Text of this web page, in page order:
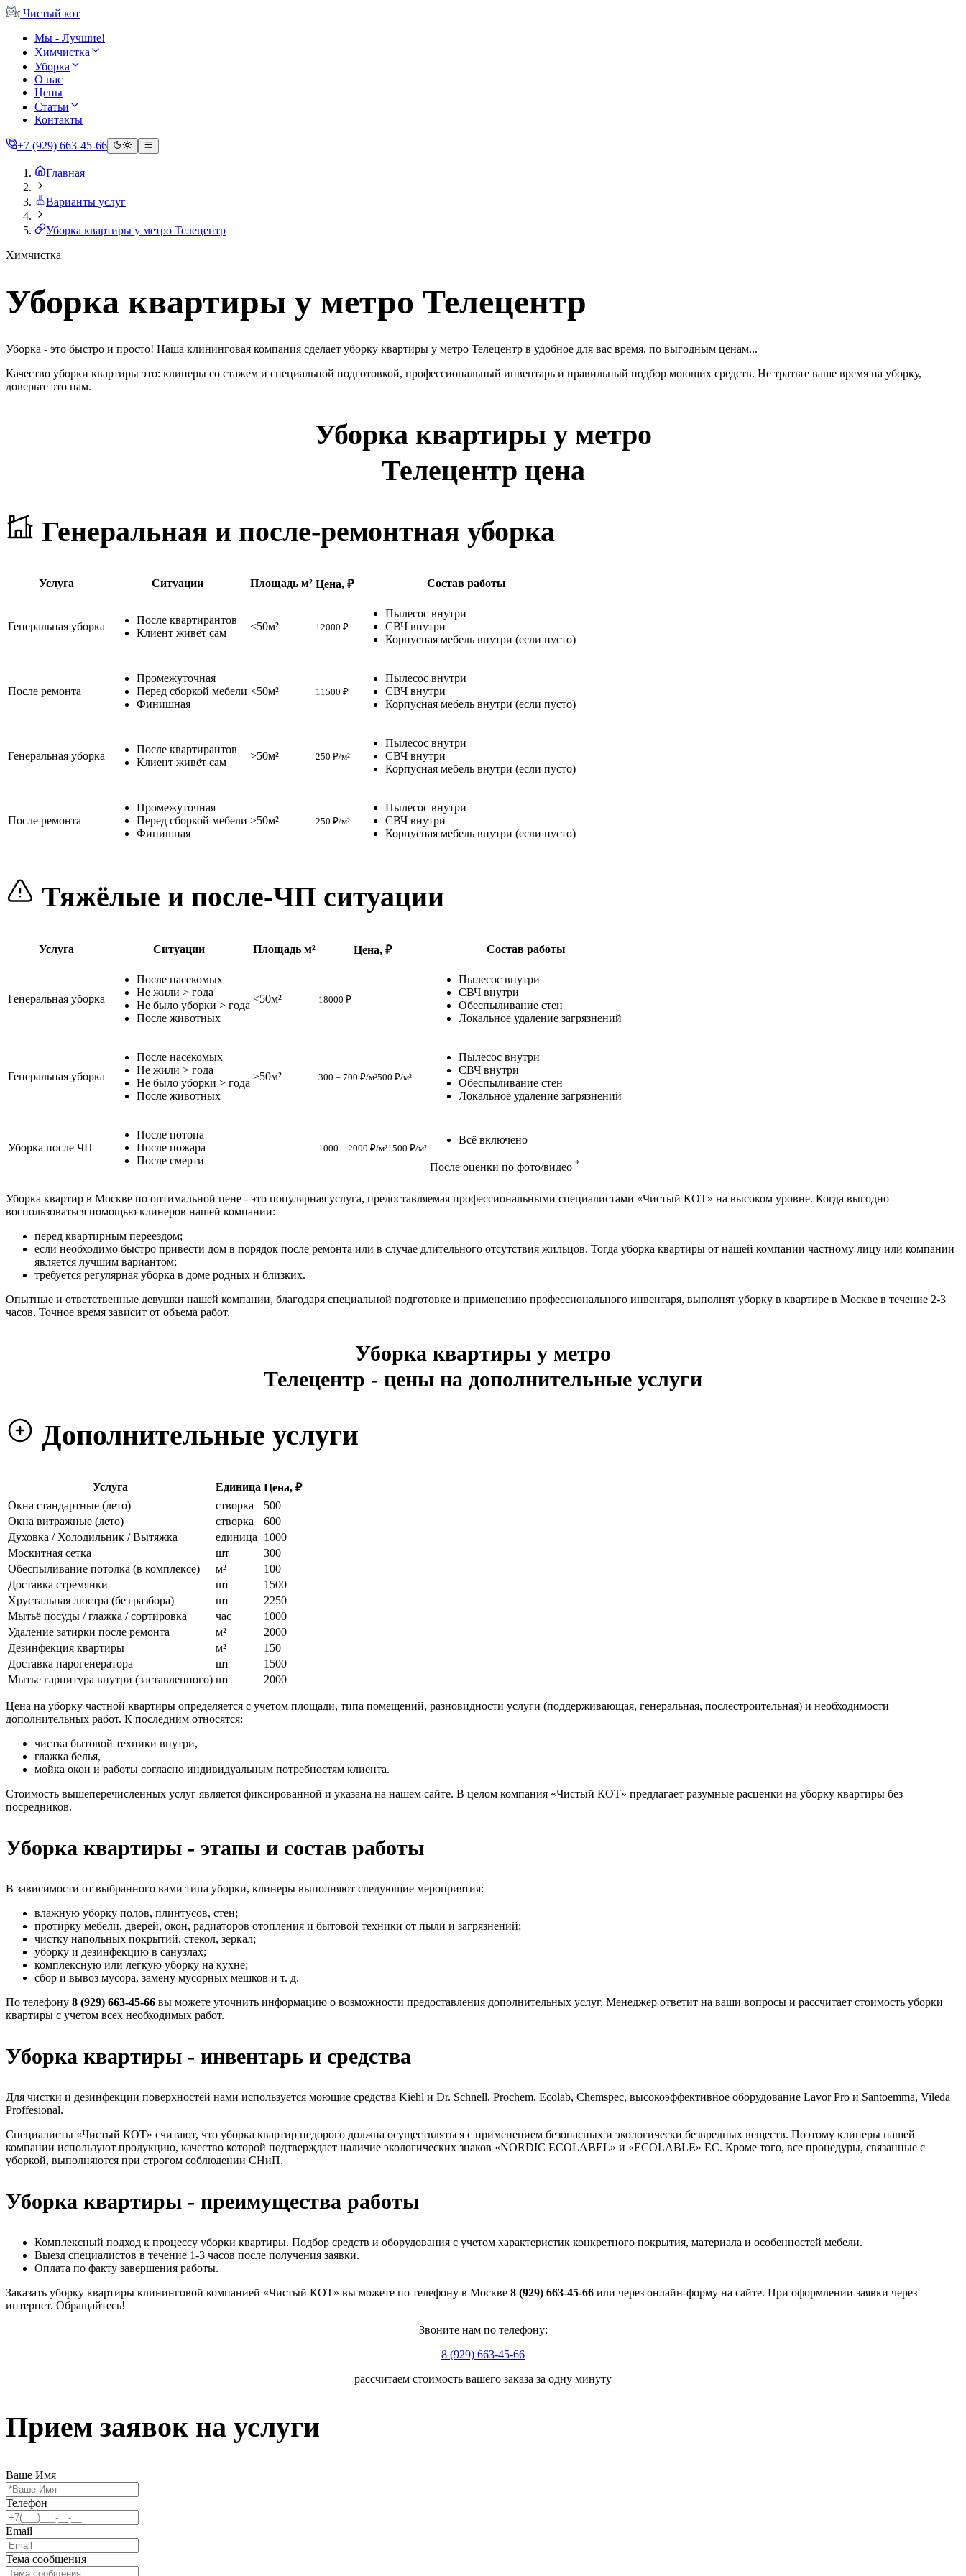
Чистый кот
Мы - Лучшие!
Химчистка
Уборка
О нас
Цены
Статьи
Контакты
+7 (929) 663-45-66
Главная
Варианты услуг
Уборка квартиры у метро Телецентр
Химчистка
Уборка квартиры у метро Телецентр
Уборка - это быстро и просто! Наша клининговая компания сделает уборку квартиры у метро Телецентр в удобное для вас время, по выгодным ценам...
Качество уборки квартиры это: клинеры со стажем и специальной подготовкой, профессиональный инвентарь и правильный подбор моющих средств. Не тратьте ваше время на уборку,
доверьте это нам.
Уборка квартиры у метро
Телецентр цена
Генеральная и после-ремонтная уборка
Услуга Ситуации Площадь м² Цена, ₽ Состав работы
Генеральная уборка
После квартирантов
Клиент живёт сам
<50м² 12000 ₽
Пылесос внутри
СВЧ внутри
Корпусная мебель внутри (если пусто)
После ремонта
Промежуточная
Перед сборкой мебели
Финишная
<50м² 11500 ₽
Пылесос внутри
СВЧ внутри
Корпусная мебель внутри (если пусто)
Генеральная уборка
После квартирантов
Клиент живёт сам
>50м² 250 ₽/м²
Пылесос внутри
СВЧ внутри
Корпусная мебель внутри (если пусто)
После ремонта
Промежуточная
Перед сборкой мебели
Финишная
>50м² 250 ₽/м²
Пылесос внутри
СВЧ внутри
Корпусная мебель внутри (если пусто)
Тяжёлые и после-ЧП ситуации
Услуга Ситуации Площадь м² Цена, ₽ Состав работы
Генеральная уборка
После насекомых
Не жили > года
Не было уборки > года
После животных
<50м² 18000 ₽
Пылесос внутри
СВЧ внутри
Обеспыливание стен
Локальное удаление загрязнений
Генеральная уборка
После насекомых
Не жили > года
Не было уборки > года
После животных
>50м² 300 – 700 ₽/м²500 ₽/м²
Пылесос внутри
СВЧ внутри
Обеспыливание стен
Локальное удаление загрязнений
Уборка после ЧП
После потопа
После пожара
После смерти
1000 – 2000 ₽/м²1500 ₽/м²
Всё включено
После оценки по фото/видео *
Уборка квартир в Москве по оптимальной цене - это популярная услуга, предоставляемая профессиональными специалистами «Чистый КОТ» на высоком уровне. Когда выгодно
воспользоваться помощью клинеров нашей компании:
перед квартирным переездом;
если необходимо быстро привести дом в порядок после ремонта или в случае длительного отсутствия жильцов. Тогда уборка квартиры от нашей компании частному лицу или компании
является лучшим вариантом;
требуется регулярная уборка в доме родных и близких.
Опытные и ответственные девушки нашей компании, благодаря специальной подготовке и применению профессионального инвентаря, выполнят уборку в квартире в Москве в течение 2-3
часов. Точное время зависит от объема работ.
Уборка квартиры у метро
Телецентр - цены на дополнительные услуги
Дополнительные услуги
Услуга Единица Цена, ₽
Окна стандартные (лето)
створка
500
Окна витражные (лето)
створка
600
Духовка / Холодильник / Вытяжка
единица
1000
Москитная сетка
шт
300
Обеспыливание потолка (в комплексе)
м²
100
Доставка стремянки
шт
1500
Хрустальная люстра (без разбора)
шт
2250
Мытьё посуды / глажка / сортировка
час
1000
Удаление затирки после ремонта
м²
2000
Дезинфекция квартиры
м²
150
Доставка парогенератора
шт
1500
Мытье гарнитура внутри (заставленного) шт 2000
Цена на уборку частной квартиры определяется с учетом площади, типа помещений, разновидности услуги (поддерживающая, генеральная, послестроительная) и необходимости
дополнительных работ. К последним относятся:
чистка бытовой техники внутри,
глажка белья,
мойка окон и работы согласно индивидуальным потребностям клиента.
Стоимость вышеперечисленных услуг является фиксированной и указана на нашем сайте. В целом компания «Чистый КОТ» предлагает разумные расценки на уборку квартиры без
посредников.
Уборка квартиры - этапы и состав работы
В зависимости от выбранного вами типа уборки, клинеры выполняют следующие мероприятия:
влажную уборку полов, плинтусов, стен;
протирку мебели, дверей, окон, радиаторов отопления и бытовой техники от пыли и загрязнений;
чистку напольных покрытий, стекол, зеркал;
уборку и дезинфекцию в санузлах;
комплексную или легкую уборку на кухне;
сбор и вывоз мусора, замену мусорных мешков и т. д.
По телефону 8 (929) 663-45-66 вы можете уточнить информацию о возможности предоставления дополнительных услуг. Менеджер ответит на ваши вопросы и рассчитает стоимость уборки
квартиры с учетом всех необходимых работ.
Уборка квартиры - инвентарь и средства
Для чистки и дезинфекции поверхностей нами используется моющие средства Kiehl и Dr. Schnell, Prochem, Ecolab, Chemspec, высокоэффективное оборудование Lavor Pro и Santoemma, Vileda
Proffesional.
Специалисты «Чистый КОТ» считают, что уборка квартир недорого должна осуществляться с применением безопасных и экологически безвредных веществ. Поэтому клинеры нашей
компании используют продукцию, качество которой подтверждает наличие экологических знаков «NORDIC ECOLABEL» и «ECOLABLE» ЕС. Кроме того, все процедуры, связанные с
уборкой, выполняются при строгом соблюдении СНиП.
Уборка квартиры - преимущества работы
Комплексный подход к процессу уборки квартиры. Подбор средств и оборудования с учетом характеристик конкретного покрытия, материала и особенностей мебели.
Выезд специалистов в течение 1-3 часов после получения заявки.
Оплата по факту завершения работы.
Заказать уборку квартиры клининговой компанией «Чистый КОТ» вы можете по телефону в Москве 8 (929) 663-45-66 или через онлайн-форму на сайте. При оформлении заявки через
интернет. Обращайтесь!
Звоните нам по телефону:
8 (929) 663-45-66
рассчитаем стоимость вашего заказа за одну минуту
Прием заявок на услуги
Ваше Имя
Телефон
Email
Тема сообщения